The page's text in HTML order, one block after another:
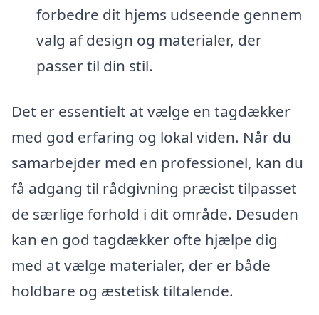
forbedre dit hjems udseende gennem
valg af design og materialer, der
passer til din stil.
Det er essentielt at vælge en tagdækker
med god erfaring og lokal viden. Når du
samarbejder med en professionel, kan du
få adgang til rådgivning præcist tilpasset
de særlige forhold i dit område. Desuden
kan en god tagdækker ofte hjælpe dig
med at vælge materialer, der er både
holdbare og æstetisk tiltalende.